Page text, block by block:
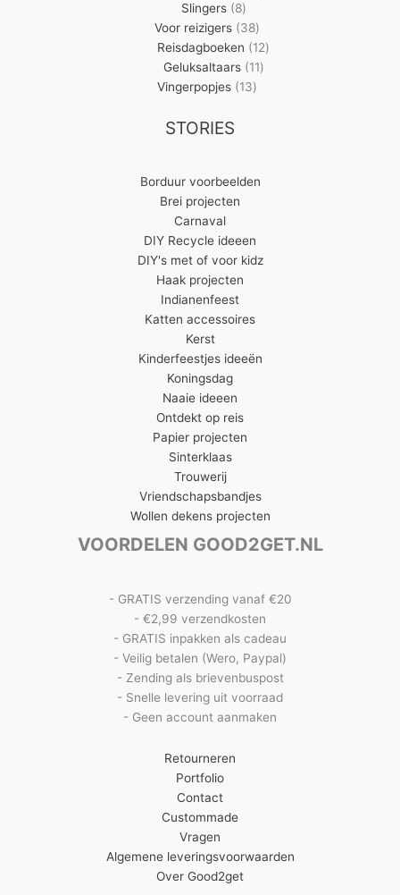
Slingers 88
producten
Voor reizigers 3838
producten
Reisdagboeken 1212
Geluksaltaars 1111
Vingerpopjes 1313
STORIES
Borduur voorbeelden
Brei projecten
Carnaval
DIY Recycle ideeen
DIY's met of voor kidz
Haak projecten
Indianenfeest
Katten accessoires
Kerst
Kinderfeestjes ideeën
Koningsdag
Naaie ideeen
Ontdekt op reis
Papier projecten
Sinterklaas
Trouwerij
Vriendschapsbandjes
Wollen dekens projecten
VOORDELEN GOOD2GET.NL
- GRATIS verzending vanaf €20
- €2,99 verzendkosten
- GRATIS inpakken als cadeau
- Veilig betalen (Wero, Paypal)
- Zending als brievenbuspost
- Snelle levering uit voorraad
- Geen account aanmaken
Retourneren
Portfolio
Contact
Custommade
Vragen
Algemene leveringsvoorwaarden
Over Good2get